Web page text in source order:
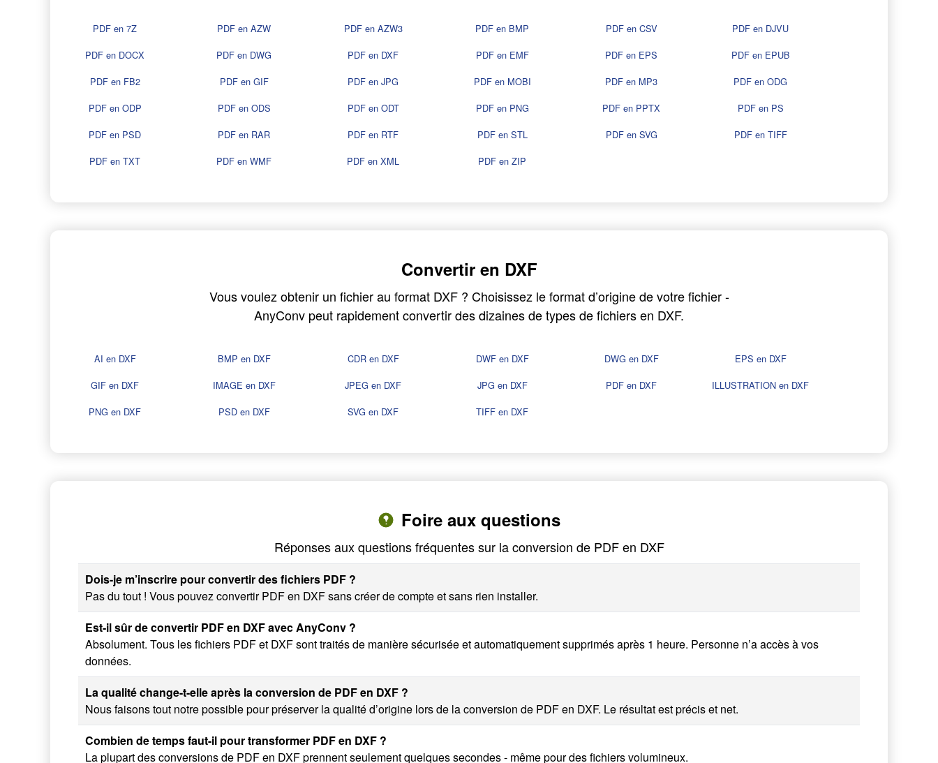
PDF en 7Z PDF en AZW PDF en AZW3 PDF en BMP PDF en CSV
PDF en DJVU
PDF en DOCX
PDF en DWG PDF en DXF PDF en EMF PDF en EPS
PDF en EPUB
PDF en FB2
PDF en GIF PDF en JPG PDF en MOBI PDF en MP3
PDF en ODG
PDF en ODP
PDF en ODS PDF en ODT PDF en PNG PDF en PPTX
PDF en PS
PDF en PSD
PDF en RAR PDF en RTF PDF en STL PDF en SVG
PDF en TIFF
PDF en TXT
PDF en WMF PDF en XML PDF en ZIP
Convertir en DXF
Vous voulez obtenir un fichier au format DXF ? Choisissez le format d’origine de votre fichier -
AnyConv peut rapidement convertir des dizaines de types de fichiers en DXF.
AI en DXF BMP en DXF CDR en DXF DWF en DXF DWG en DXF
EPS en DXF
GIF en DXF
IMAGE en DXF JPEG en DXF JPG en DXF PDF en DXF
ILLUSTRATION en DXF
PNG en DXF
PSD en DXF SVG en DXF TIFF en DXF
Foire aux questions
Réponses aux questions fréquentes sur la conversion de PDF en DXF
Dois-je m’inscrire pour convertir des fichiers PDF ?
Pas du tout ! Vous pouvez convertir PDF en DXF sans créer de compte et sans rien installer.
Est-il sûr de convertir PDF en DXF avec AnyConv ?
Absolument. Tous les fichiers PDF et DXF sont traités de manière sécurisée et automatiquement supprimés après 1 heure. Personne n’a accès à vos
données.
La qualité change-t-elle après la conversion de PDF en DXF ?
Nous faisons tout notre possible pour préserver la qualité d’origine lors de la conversion de PDF en DXF. Le résultat est précis et net.
Combien de temps faut-il pour transformer PDF en DXF ?
La plupart des conversions de PDF en DXF prennent seulement quelques secondes - même pour des fichiers volumineux.